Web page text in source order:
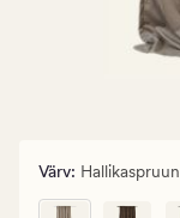
Värv: Hallikaspruun